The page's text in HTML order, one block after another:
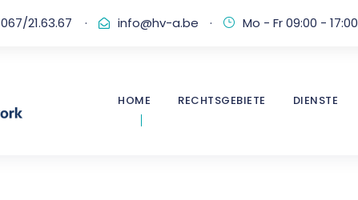
067/21.63.67 · info@hv-a.be · Mo - Fr 09:00 - 17:00
HOME RECHTSGEBIETE DIENSTE